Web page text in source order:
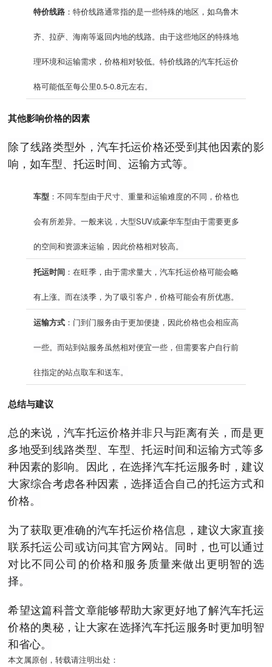
特价线路 ：特价线路通常指的是一些特殊的地区，如乌鲁木
齐、拉萨、海南等返回内地的线路。由于这些地区的特殊地
理环境和运输需求，价格相对较低。特价线路的汽车托运价
格可能低至每公里0.5-0.8元左右。
其他影响价格的因素
除了线路类型外，汽车托运价格还受到其他因素的影
响，如车型、托运时间、运输方式等。
车型 ：不同车型由于尺寸、重量和运输难度的不同，价格也
会有所差异。一般来说，大型SUV或豪华车型由于需要更多
的空间和资源来运输，因此价格相对较高。
托运时间 ：在旺季，由于需求量大，汽车托运价格可能会略
有上涨。而在淡季，为了吸引客户，价格可能会有所优惠。
运输方式 ：门到门服务由于更加便捷，因此价格也会相应高
一些。而站到站服务虽然相对便宜一些，但需要客户自行前
往指定的站点取车和送车。
总结与建议
总的来说，汽车托运价格并非只与距离有关，而是更
多地受到线路类型、车型、托运时间和运输方式等多
种因素的影响。因此，在选择汽车托运服务时，建议
大家综合考虑各种因素，选择适合自己的托运方式和
价格。
为了获取更准确的汽车托运价格信息，建议大家直接
联系托运公司或访问其官方网站。同时，也可以通过
对比不同公司的价格和服务质量来做出更明智的选
择。
希望这篇科普文章能够帮助大家更好地了解汽车托运
价格的奥秘，让大家在选择汽车托运服务时更加明智
和省心。
本文属原创，转载请注明出处：